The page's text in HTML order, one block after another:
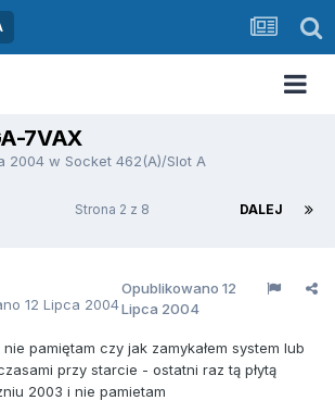
7VAX
2004 w Socket 462(A)/Slot A
DALEJ
Strona 2 z 8
12 Lipca 2004
Opublikowano 12
Lipca 2004
pamiętam czy jak zamykałem system lub
przy starcie - ostatni raz tą płytą
2003 i nie pamietam